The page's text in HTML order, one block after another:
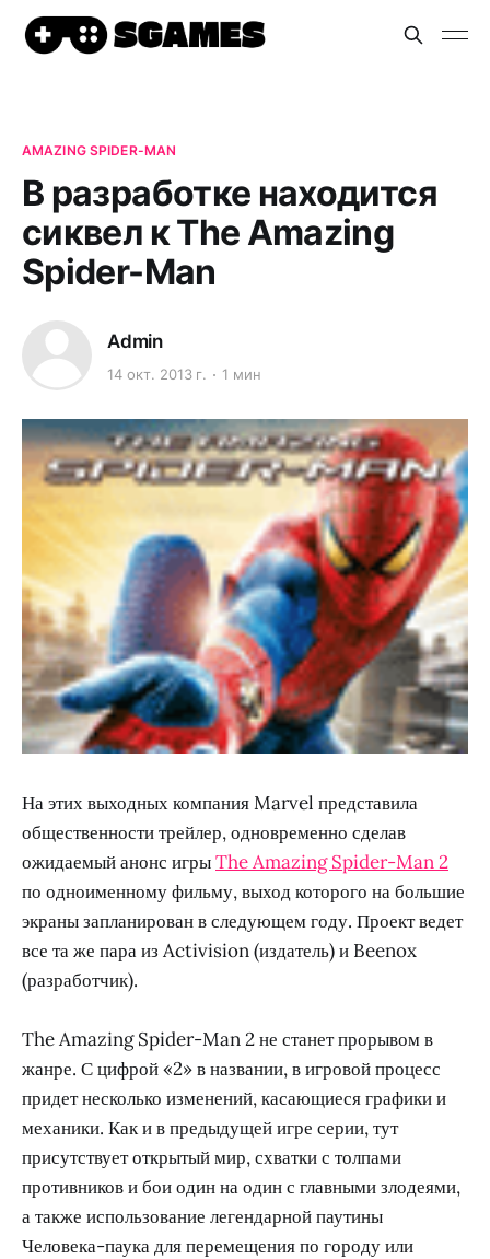
AMAZING SPIDER-MAN
В разработке находится
сиквел к The Amazing
Spider-Man
Admin
14 окт. 2013 г. 1 мин
На этих выходных компания Marvel представила
общественности трейлер, одновременно сделав
ожидаемый анонс игрыThe Amazing Spider-Man 2
по одноименному фильму, выход которого на большие
экраны запланирован в следующем году. Проект ведет
все та же пара из Activision (издатель) и Beenox
(разработчик).
The Amazing Spider-Man 2 не станет прорывом в
жанре. С цифрой «2» в названии, в игровой процесс
придет несколько изменений, касающиеся графики и
механики. Как и в предыдущей игре серии, тут
присутствует открытый мир, схватки с толпами
противников и бои один на один с главными злодеями,
а также использование легендарной паутины
Человека-паука для перемещения по городу или